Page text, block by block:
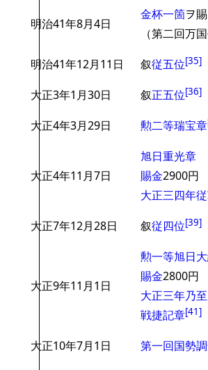
明治41年8月4日
金杯一箇ヲ
（第二回万
明治41年12月11日 叙従五位[35]
大正3年1月30日 叙正五位[36]
大正4年3月29日 勲二等瑞宝章
大正4年11月7日
旭日重光章
賜金2900円
大正三四年
大正7年12月28日 叙従四位[39]
大正9年11月1日
勲一等旭日
賜金2800円
大正三年乃
戦捷記章[41]
大正10年7月1日 第一回国勢